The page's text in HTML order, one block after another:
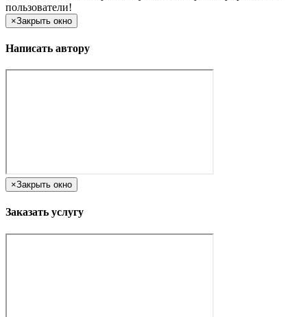
пользователи!
×Закрыть окно
Написать автору
×Закрыть окно
Заказать услугу